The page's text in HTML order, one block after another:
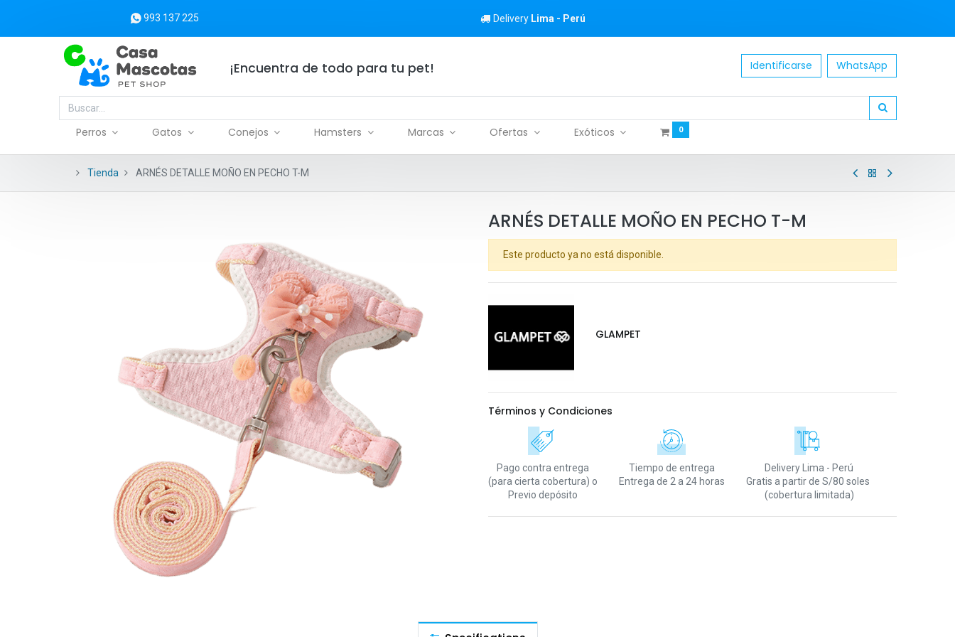
993 137 225 Delivery Lima - Perú
¡Encuentra de todo para tu pet! Identificarse WhatsApp
Perros Gatos Conejos Hamsters Marcas Ofertas Exóticos 0
Tienda ARNÉS DETALLE MOÑO EN PECHO T-M
ARNÉS DETALLE MOÑO EN PECHO T-M
Este producto ya no está disponible.
GLAMPET
Términos y Condiciones
Pago contra entrega
(para cierta cobertura) o
Previo depósito
Tiempo de entrega
Entrega de 2 a 24 horas
Delivery Lima - Perú
Gratis a partir de S/80 soles
(cobertura limitada)